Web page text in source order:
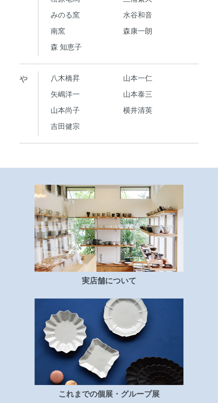
みのる窯
水谷和音
南窯
森康一朗
森 知恵子
や 八木橋昇
山本一仁
矢嶋洋一
山本泰三
山本尚子
横井清英
吉田健宗
実店舗について
これまでの個展・グループ展